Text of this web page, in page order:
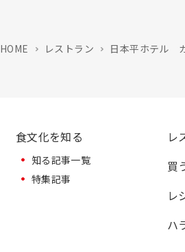
HOME レストラン 日本平ホテル
食文化を知る
知る記事一覧
特集記事
レ
買
レ
ハ